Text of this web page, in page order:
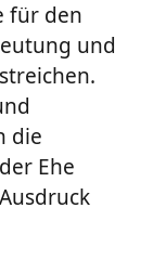
für den
und
die
Ehe